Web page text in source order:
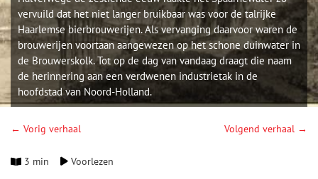
vervuild dat het niet langer bruikbaar was voor de talrijke
Haarlemse bierbrouwerijen. Als vervanging daarvoor waren de
brouwerijen voortaan aangewezen op het schone duinwater in
de Brouwerskolk. Tot op de dag van vandaag draagt die naam
de herinnering aan een verdwenen industrietak in de
hoofdstad van Noord-Holland.
← Vorig verhaal Volgend verhaal →
3 min Voorlezen